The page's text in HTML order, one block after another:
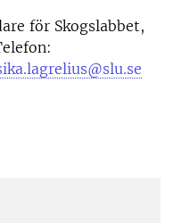
för Skogslabbet,